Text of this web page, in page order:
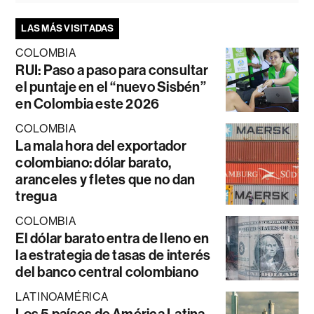
LAS MÁS VISITADAS
COLOMBIA
RUI: Paso a paso para consultar
el puntaje en el “nuevo Sisbén”
en Colombia este 2026
COLOMBIA
La mala hora del exportador
colombiano: dólar barato,
aranceles y fletes que no dan
tregua
COLOMBIA
El dólar barato entra de lleno en
la estrategia de tasas de interés
del banco central colombiano
LATINOAMÉRICA